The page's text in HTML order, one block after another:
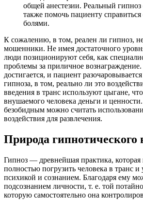
общей анестезии. Реальный гипноз
также помочь пациенту
болями.
К сожалению, в том, реален ли гипноз,
мошенники. Не имея достаточного
люди позиционируют себя, как
проблемы за приличное вознаграждение.
достигается, и пациент
гипноза, в том, реально ли это
введения в транс используют цыгане,
внушаемого человека деньги и
безобидным можно считать
воздействия для развлечения.
Природа гипнотического
Гипноз — древнейшая практика, которая
полностью погрузить человека в транс и
психикой и сознанием. Благодаря ему
подсознанием личности, т. е. той
которую самостоятельно она